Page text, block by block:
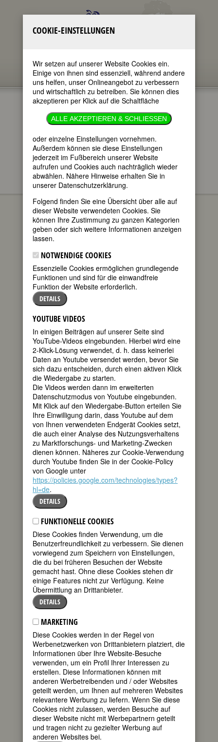
im ganzen Text
nur in Titeln
FEMBIO SPECIALS
BERÜHMTE
SCHWEIZERINNEN
Germaine Richier
FEMBIO SPECIAL: BERÜHMTE
SCHWEIZERINNEN
GERMAINE RICHIER
geboren am
16. September
1902 in Grans
bei Salon-de-
Provence
gestorben am
31. Juli 1959 in
Montpellier
französische
Bildhauerin
und
Grafikerin
65. Todestag am 31. Juli 2024
Biografie•Zitate•Literatur & Quellen
BIOGRAFIE
Aggressive, überdimensionale
Heuschrecken, Ameisen, Fledermäuse
oder Gottesanbeterinnen, die zugleich
ausgemergelte, deformierte Frauen sein
könnten – auf dem Höhepunkt ihrer
Kreativität schuf die südfranzösische
Bildhauerin Germaine Richier
Zwitterwesen, die Angst offenbar
zugleich auslösen und empfinden.
Energiegeladen, fast physisch lebendig
setzen sie mit dürren Beinchen
scheinbar zum Sprung, zum Angriff auf
die BetrachterIn an. Sie faszinieren auch
jene, die reale Insekten meist
übersehen oder als nervende
Störenfriede zerquetschen. Für
Germaine Richier aber bedeuteten sie
einerseits den Formenreichtum und die
Artenvielfalt der Natur in ihrer
mediterranen Heimat, andrerseits
Sinnbilder für den nach dem Zweiten
Weltkrieg existenziell verletzlichen,
verunsicherten und aller Humanität
entfremdeten Menschen.
COOKIE-EINSTELLUNGEN
Wir setzen auf unserer Website Cookies ein.
Einige von ihnen sind essenziell, während andere
uns helfen, unser Onlineangebot zu verbessern
und wirtschaftlich zu betreiben. Sie können dies
akzeptieren per Klick auf die Schaltfläche
ALLE AKZEPTIEREN & SCHLIESSEN
oder einzelne Einstellungen vornehmen.
Außerdem können sie diese Einstellungen
jederzeit im Fußbereich unserer Website
aufrufen und Cookies auch nachträglich wieder
abwählen. Nähere Hinweise erhalten Sie in
unserer Datenschutzerklärung.
Folgend finden Sie eine Übersicht über alle auf
dieser Website verwendeten Cookies. Sie
können Ihre Zustimmung zu ganzen Kategorien
geben oder sich weitere Informationen anzeigen
lassen.
NOTWENDIGE COOKIES
Essenzielle Cookies ermöglichen grundlegende
Funktionen und sind für die einwandfreie
Funktion der Website erforderlich.
DETAILS
YOUTUBE VIDEOS
In einigen Beiträgen auf unserer Seite sind
YouTube-Videos eingebunden. Hierbei wird eine
2-Klick-Lösung verwendet, d. h. dass keinerlei
Daten an Youtube versendet werden, bevor Sie
sich dazu entscheiden, durch einen aktiven Klick
die Wiedergabe zu starten.
Die Videos werden dann im erweiterten
Datenschutzmodus von Youtube eingebunden.
Mit Klick auf den Wiedergabe-Button erteilen Sie
Ihre Einwilligung darin, dass Youtube auf dem
von Ihnen verwendeten Endgerät Cookies setzt,
die auch einer Analyse des Nutzungsverhaltens
zu Marktforschungs- und Marketing-Zwecken
dienen können. Näheres zur Cookie-Verwendung
durch Youtube finden Sie in der Cookie-Policy
von Google unter
https://policies.google.com/technologies/types?
hl=de.
DETAILS
FUNKTIONELLE COOKIES
Diese Cookies finden Verwendung, um die
Benutzerfreundlichkeit zu verbessern. Sie dienen
vorwiegend zum Speichern von Einstellungen,
die du bei früheren Besuchen der Website
gemacht hast. Ohne diese Cookies stehen dir
einige Features nicht zur Verfügung. Keine
Übermittlung an Drittanbieter.
DETAILS
MARKETING
Diese Cookies werden in der Regel von
Werbenetzwerken von Drittanbietern platziert, die
Informationen über Ihre Website-Besuche
verwenden, um ein Profil Ihrer Interessen zu
erstellen. Diese Informationen können mit
anderen Werbetreibenden und / oder Websites
geteilt werden, um Ihnen auf mehreren Websites
relevantere Werbung zu liefern. Wenn Sie diese
Cookies nicht zulassen, werden Besuche auf
dieser Website nicht mit Werbepartnern geteilt
und tragen nicht zu gezielter Werbung auf
anderen Websites bei.